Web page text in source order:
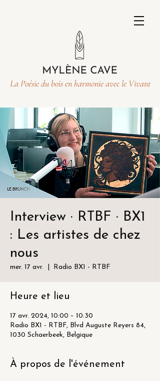
La Poésie du bois en harmonie avec le Vivant
Interview · RTBF · BX1
: Les artistes de chez
nous
mer. 17 avr. Radio BX1 - RTBF
Heure et lieu
17 avr. 2024, 10:00 – 10:30
Radio BX1 - RTBF, Blvd Auguste Reyers 84,
1030 Schaerbeek, Belgique
À propos de l'événement